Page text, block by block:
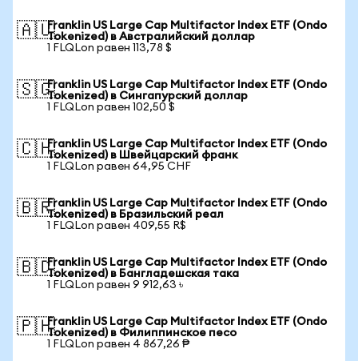
🇦🇺Franklin US Large Cap Multifactor Index ETF (Ondo
Tokenized) в Австралийский доллар
1 FLQLon равен 113,78 $
🇸🇬Franklin US Large Cap Multifactor Index ETF (Ondo
Tokenized) в Сингапурский доллар
1 FLQLon равен 102,50 $
🇨🇭Franklin US Large Cap Multifactor Index ETF (Ondo
Tokenized) в Швейцарский франк
1 FLQLon равен 64,95 CHF
🇧🇷Franklin US Large Cap Multifactor Index ETF (Ondo
Tokenized) в Бразильский реал
1 FLQLon равен 409,55 R$
🇧🇩Franklin US Large Cap Multifactor Index ETF (Ondo
Tokenized) в Бангладешская така
1 FLQLon равен 9 912,63 ৳
🇵🇭Franklin US Large Cap Multifactor Index ETF (Ondo
Tokenized) в Филиппинское песо
1 FLQLon равен 4 867,26 ₱